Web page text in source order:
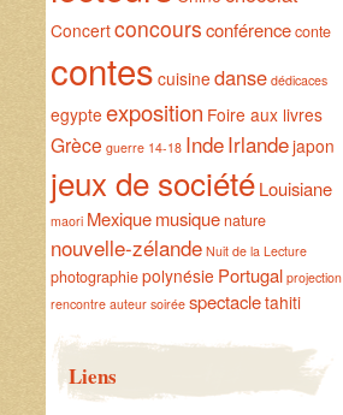
Concertconcoursconférenceconte
contes cuisine danse dédicaces
egypte exposition Foire aux livres
Grèce guerre 14-18 IndeIrlandejapon
jeux de société Louisiane
maori Mexique musiquenature
nouvelle-zélande Nuit de la Lecture
photographiepolynésie Portugal projection
rencontre auteur soirée spectacletahiti
Liens